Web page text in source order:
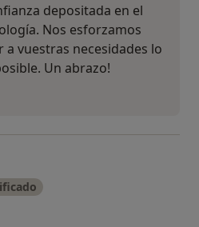
depositada en el
Nos esforzamos
vuestras necesidades lo
Un abrazo!